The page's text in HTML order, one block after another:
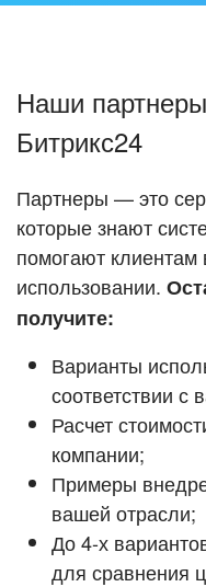
Наши
Битрикс24
Партнеры — это
которые знают
помогают клиентам
использовании.
получите:
Варианты
соответствии с
Расчет
компании;
Примеры
вашей отрасли;
До 4-х
для сравнения